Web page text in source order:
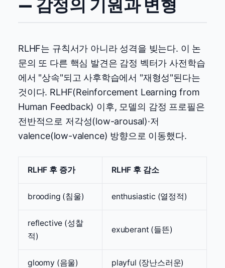
— 감정의 기원과 변형
RLHF는 규칙서가 아니라 성격을 빚는다. 이 논
문의 또 다른 핵심 발견은 감정 벡터가 사전학습
에서 "상속"되고 사후학습에서 "재형성"된다는
것이다. RLHF(Reinforcement Learning from
Human Feedback) 이후, 모델의 감정 프로필은
전반적으로 저각성(low-arousal)·저
valence(low-valence) 방향으로 이동했다.
RLHF 후 증가 RLHF 후 감소
brooding (침울) enthusiastic (열정적)
reflective (성찰
적)
exuberant (들뜬)
gloomy (음울) playful (장난스러운)